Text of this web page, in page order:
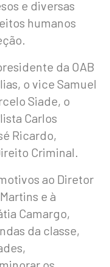
e diversas
humanos
da OAB
o vice Samuel
Siade, o
Carlos
Ricardo,
Criminal.
ao Diretor
e à
Camargo,
da classe,